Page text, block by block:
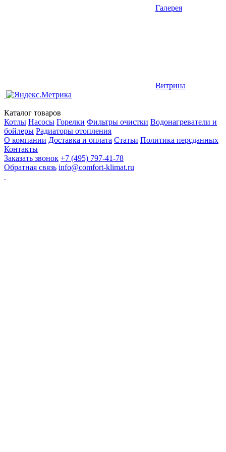
Галерея
Витрина
Каталог товаров
Котлы Насосы Горелки Фильтры очистки Водонагреватели и
бойлеры Радиаторы отопления
О компании Доставка и оплата Статьи Политика персданных
Контакты
Заказать звонок +7 (495) 797-41-78
Обратная связь info@comfort-klimat.ru